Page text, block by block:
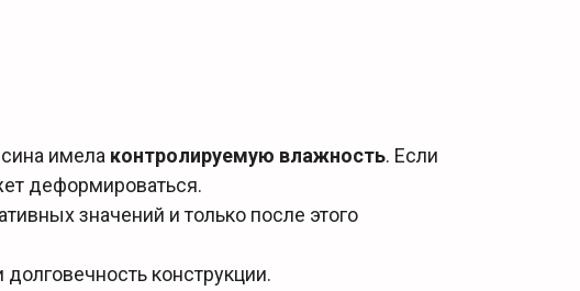
имела контролируемую влажность. Если
деформироваться.
значений и только после этого
конструкции.